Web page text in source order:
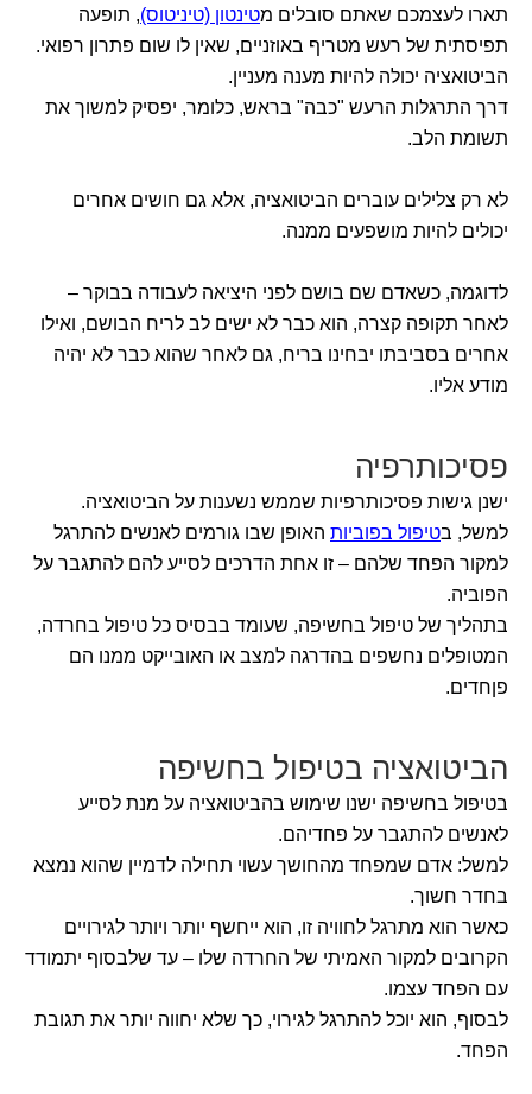
תארו לעצמכם שאתם סובלים מטינטון (טיניטוס), תופעה
תפיסתית של רעש מטריף באוזניים, שאין לו שום פתרון רפואי.
הביטואציה יכולה להיות מענה מעניין.
דרך התרגלות הרעש "כבה" בראש, כלומר, יפסיק למשוך את
תשומת הלב.
לא רק צלילים עוברים הביטואציה, אלא גם חושים אחרים
יכולים להיות מושפעים ממנה.
לדוגמה, כשאדם שם בושם לפני היציאה לעבודה בבוקר –
לאחר תקופה קצרה, הוא כבר לא ישים לב לריח הבושם, ואילו
אחרים בסביבתו יבחינו בריח, גם לאחר שהוא כבר לא יהיה
מודע אליו.
פסיכותרפיה
ישנן גישות פסיכותרפיות שממש נשענות על הביטואציה.
למשל, בטיפול בפוביות האופן שבו גורמים לאנשים להתרגל
למקור הפחד שלהם – זו אחת הדרכים לסייע להם להתגבר על
הפוביה.
בתהליך של טיפול בחשיפה, שעומד בבסיס כל טיפול בחרדה,
המטופלים נחשפים בהדרגה למצב או האובייקט ממנו הם
פןחדים.
הביטואציה בטיפול בחשיפה
בטיפול בחשיפה ישנו שימוש בהביטואציה על מנת לסייע
לאנשים להתגבר על פחדיהם.
למשל: אדם שמפחד מהחושך עשוי תחילה לדמיין שהוא נמצא
בחדר חשוך.
כאשר הוא מתרגל לחוויה זו, הוא ייחשף יותר ויותר לגירויים
הקרובים למקור האמיתי של החרדה שלו – עד שלבסוף יתמודד
עם הפחד עצמו.
לבסוף, הוא יוכל להתרגל לגירוי, כך שלא יחווה יותר את תגובת
הפחד.